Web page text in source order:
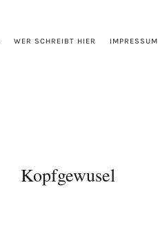
WER SCHREIBT HIER IMPRESSUM
Kopfgewusel